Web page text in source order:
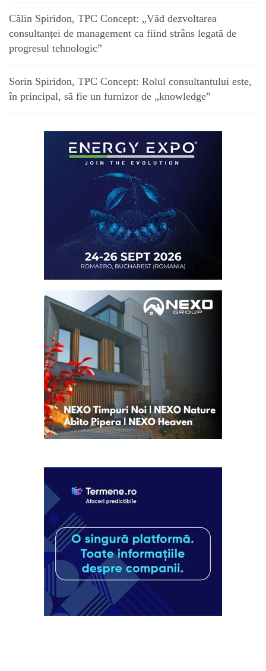
Călin Spiridon, TPC Concept: „Văd dezvoltarea
consultanței de management ca fiind strâns legată de
progresul tehnologic”
Sorin Spiridon, TPC Concept: Rolul consultantului este,
în principal, să fie un furnizor de „knowledge”